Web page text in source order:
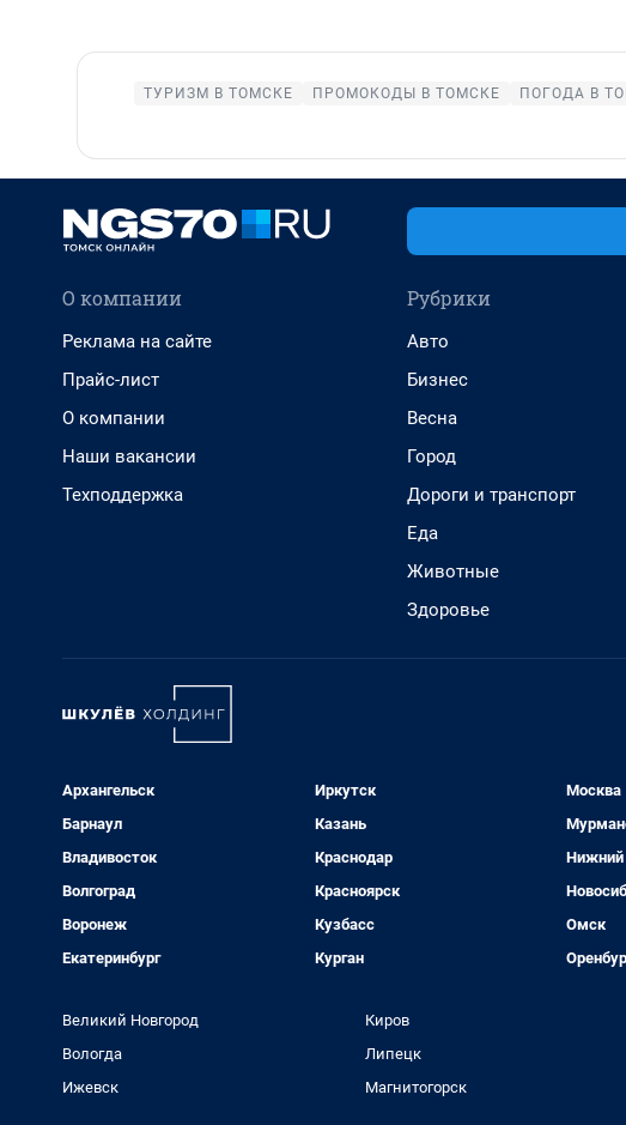
ТУРИЗМ В ТОМСКЕ ПРОМОКОДЫ В ТОМСКЕ ПОГОДА В
О компании
Реклама на сайте
Прайс-лист
О компании
Наши вакансии
Техподдержка
Рубрики
Авто
Бизнес
Весна
Город
Дороги и транспорт
Еда
Животные
Здоровье
Архангельск
Барнаул
Владивосток
Волгоград
Воронеж
Екатеринбург
Иркутск
Казань
Краснодар
Красноярск
Кузбасс
Курган
Москва
Нижний
Омск
Великий Новгород
Вологда
Ижевск
Киров
Липецк
Магнитогорск